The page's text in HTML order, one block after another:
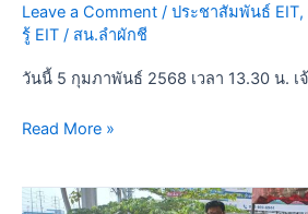
Leave a Comment / ประชาสัมพันธ์ EIT,
รู้ EIT / สน.ลำผักชี
วันนี้ 5 กุมภาพันธ์ 2568 เวลา 13.30 น. เ
Read More »
28